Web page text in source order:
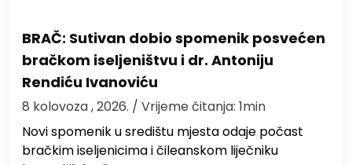
BRAČ: Sutivan dobio spomenik posvećen
bračkom iseljeništvu i dr. Antoniju
Rendiću Ivanoviću
8 kolovoza , 2026. / Vrijeme čitanja: 1min
Novi spomenik u središtu mjesta odaje počast
bračkim iseljenicima i čileanskom liječniku